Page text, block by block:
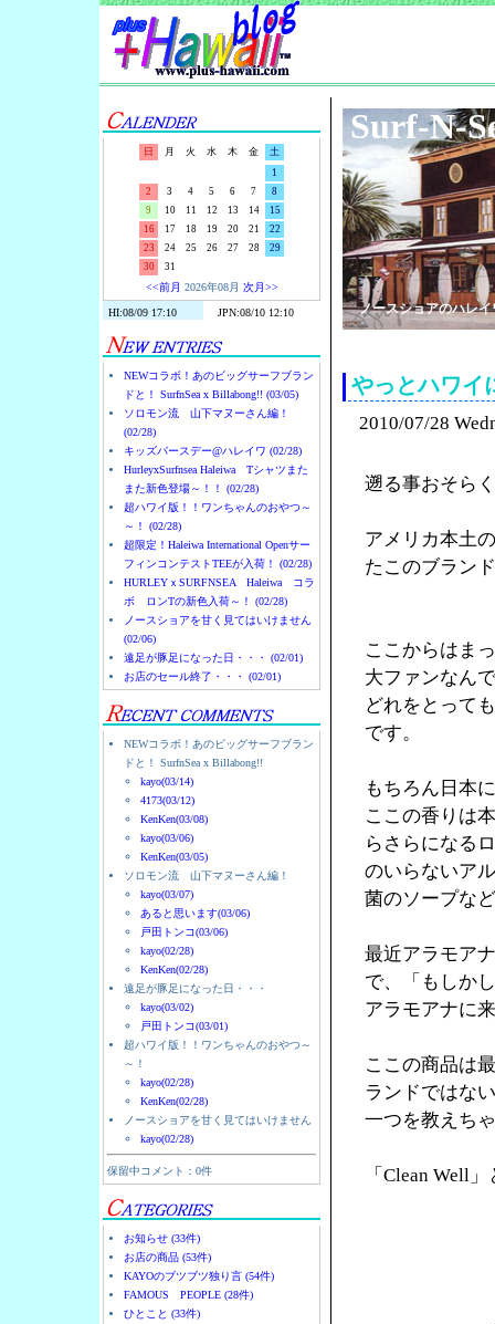
日 月 火 水 木 金
土
1
2
3 4 5 6 7
8
9
10 11 12 13 14
15
16
17 18 19 20 21
22
23
24 25 26 27 28
29
30
31
<<前月 2026年08月 次月>>
NEWコラボ！あのビッグサーフブラン
ドと！ SurfnSea x Billabong!! (03/05)
ソロモン流 山下マヌーさん編！
(02/28)
キッズバースデー@ハレイワ (02/28)
HurleyxSurfnsea Haleiwa Tシャツまた
また新色登場～！！ (02/28)
超ハワイ版！！ワンちゃんのおやつ～
～！ (02/28)
超限定！Haleiwa International Openサー
フィンコンテストTEEが入荷！ (02/28)
HURLEYｘSURFNSEA Haleiwa コラ
ボ ロンTの新色入荷～！ (02/28)
ノースショアを甘く見てはいけません
(02/06)
遠足が豚足になった日・・・ (02/01)
お店のセール終了・・・ (02/01)
NEWコラボ！あのビッグサーフブラン
ドと！ SurfnSea x Billabong!!
kayo(03/14)
4173(03/12)
KenKen(03/08)
kayo(03/06)
KenKen(03/05)
ソロモン流 山下マヌーさん編！
kayo(03/07)
あると思います(03/06)
戸田トンコ(03/06)
kayo(02/28)
KenKen(02/28)
遠足が豚足になった日・・・
kayo(03/02)
戸田トンコ(03/01)
超ハワイ版！！ワンちゃんのおやつ～
～！
kayo(02/28)
KenKen(02/28)
ノースショアを甘く見てはいけません
kayo(02/28)
保留中コメント：0件
お知らせ (33件)
お店の商品 (53件)
KAYOのブツブツ独り言 (54件)
FAMOUS PEOPLE (28件)
ひとこと (33件)
Surf-N-
ノースショアのハレ
やっとハワイ
2010/07/28
遡る事おそら
アメリカ本土
たこのブラン
ここからはま
大ファンなん
どれをとって
です。
もちろん日本
ここの香りは
らさらになる
のいらないア
菌のソープな
最近アラモア
で、「もしか
アラモアナに
ここの商品は
ランドではな
一つを教えち
「Clean Well